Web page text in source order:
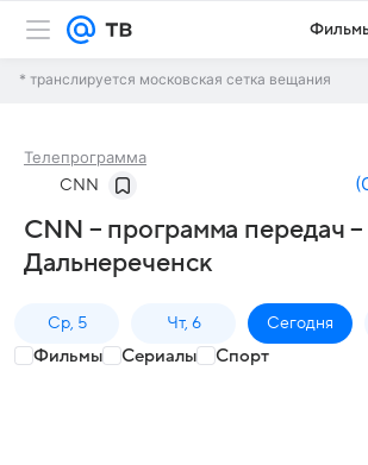
* транслируется московская сетка вещания
Телепрограмма
CNN (
CNN – программа передач –
Дальнереченск
Ср, 5 Чт, 6 Сегодня
Фильмы Сериалы Спорт